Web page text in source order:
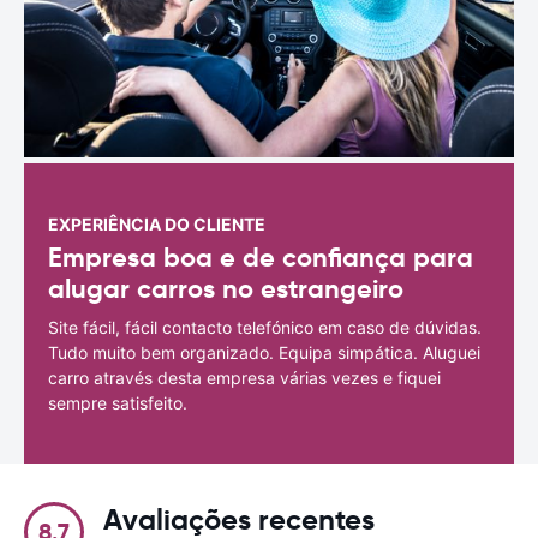
EXPERIÊNCIA DO CLIENTE
Empresa boa e de confiança para
alugar carros no estrangeiro
Site fácil, fácil contacto telefónico em caso de dúvidas.
Tudo muito bem organizado. Equipa simpática. Aluguei
carro através desta empresa várias vezes e fiquei
sempre satisfeito.
Avaliações recentes